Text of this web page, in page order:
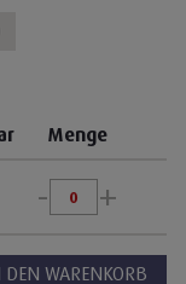
Menge
- +
DEN WARENKORB